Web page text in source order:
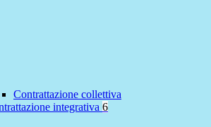
Contrattazione collettiva
integrativa 6